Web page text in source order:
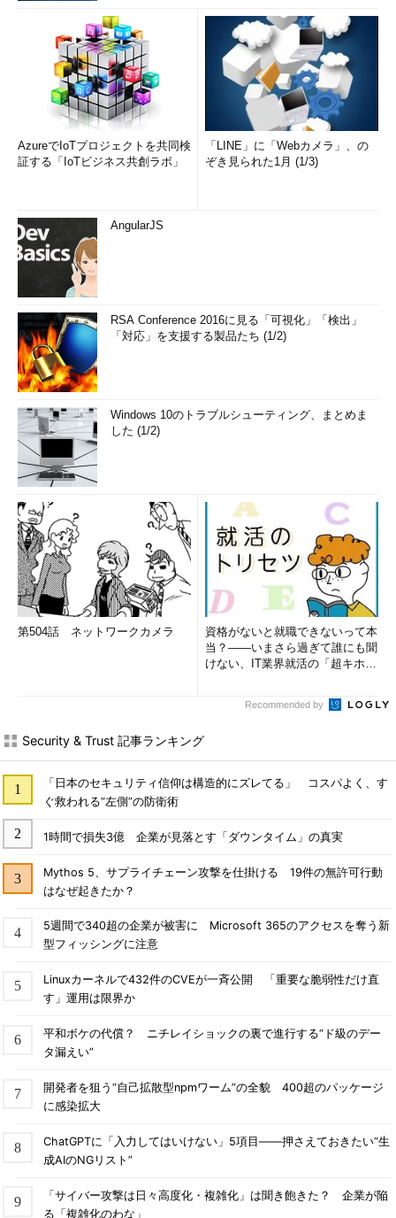
AzureでIoTプロジェクトを共同検
証する「IoTビジネス共創ラボ」
「LINE」に「Webカメラ」、の
ぞき見られた1月 (1/3)
AngularJS
RSA Conference 2016に見る「可視化」「検出」
「対応」を支援する製品たち (1/2)
Windows 10のトラブルシューティング、まとめま
した (1/2)
第504話 ネットワークカメラ
資格がないと就職できないって本
当？――いまさら過ぎて誰にも聞
けない、IT業界就活の「超キホ
Recommended by
Security & Trust 記事ランキング
「日本のセキュリティ信仰は構造的にズレてる」 コスパよく、す
ぐ救われる“左側”の防衛術
1時間で損失3億 企業が見落とす「ダウンタイム」の真実
Mythos 5、サプライチェーン攻撃を仕掛ける 19件の無許可行動
はなぜ起きたか？
5週間で340超の企業が被害に Microsoft 365のアクセスを奪う新
型フィッシングに注意
Linuxカーネルで432件のCVEが一斉公開 「重要な脆弱性だけ直
す」運用は限界か
平和ボケの代償？ ニチレイショックの裏で進行する“ド級のデー
タ漏えい”
開発者を狙う“自己拡散型npmワーム”の全貌 400超のパッケージ
に感染拡大
ChatGPTに「入力してはいけない」5項目――押さえておきたい“生
成AIのNGリスト”
「サイバー攻撃は日々高度化・複雑化」は聞き飽きた？ 企業が陥
る「複雑化のわな」